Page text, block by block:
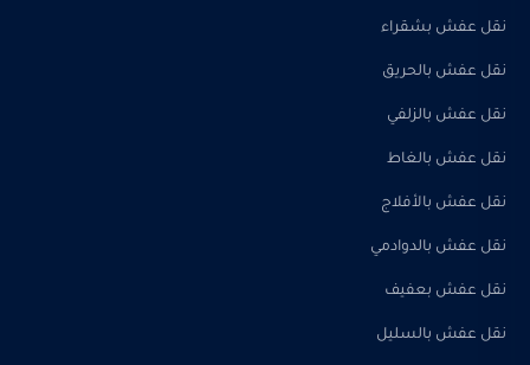
نقل عفش بشقراء
نقل عفش بالحريق
نقل عفش بالزلفي
نقل عفش بالغاط
نقل عفش بالأفلاج
نقل عفش بالدوادمي
نقل عفش بعفيف
نقل عفش بالسليل